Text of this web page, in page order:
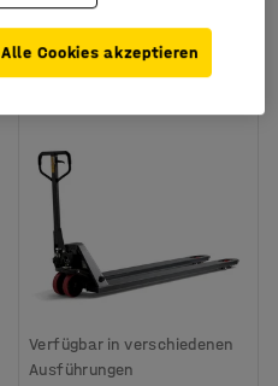
Exkl. USt.
Niedrigster Preis seit 30
Tagen: 395,- €
Verfügbar in verschiedenen
Ausführungen
Alle Cookies akzeptieren